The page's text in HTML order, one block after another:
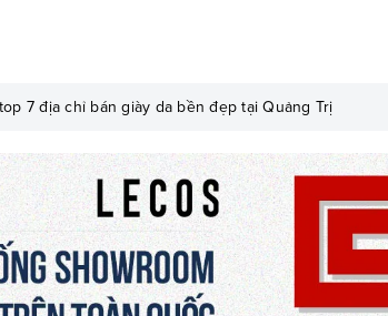
7 địa chỉ bán giày da bền đẹp tại Quảng Trị